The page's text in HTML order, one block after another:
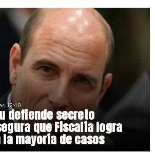
defiende secreto
que Fiscalía logra
mayoría de casos
12:40